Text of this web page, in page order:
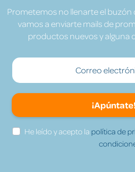
Prometemos no llenarte el buzón
vamos a enviarte mails de
productos nuevos y alguna
¡Apúntate!
He leído y acepto la política de